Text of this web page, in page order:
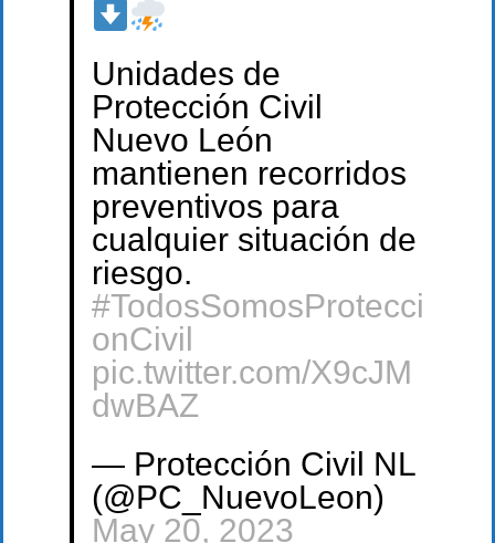
Unidades de
Protección Civil
Nuevo León
mantienen recorridos
preventivos para
cualquier situación de
riesgo.
#TodosSomosProtecci
onCivil
pic.twitter.com/X9cJM
dwBAZ
— Protección Civil NL
(@PC_NuevoLeon)
May 20, 2023